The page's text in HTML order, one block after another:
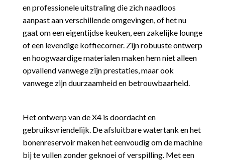
en professionele uitstraling die zich naadloos
aanpast aan verschillende omgevingen, of het nu
gaat om een eigentijdse keuken, een zakelijke lounge
of een levendige koffiecorner. Zijn robuuste ontwerp
en hoogwaardige materialen maken hem niet alleen
opvallend vanwege zijn prestaties, maar ook
vanwege zijn duurzaamheid en betrouwbaarheid.
Het ontwerp van de X4 is doordacht en
gebruiksvriendelijk. De afsluitbare watertank en het
bonenreservoir maken het eenvoudig om de machine
bij te vullen zonder geknoei of verspilling. Met een